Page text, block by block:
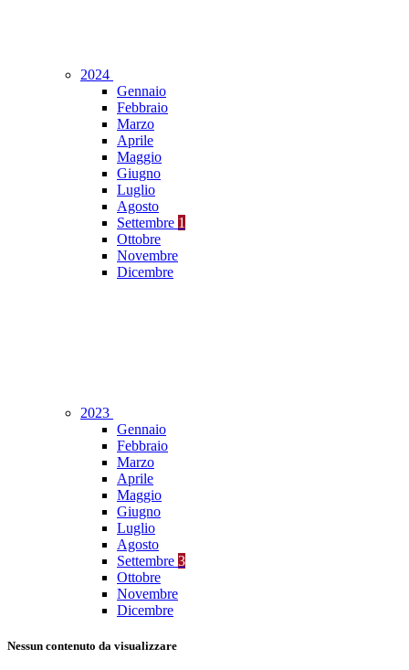
2024
Gennaio
Febbraio
Marzo
Aprile
Maggio
Giugno
Luglio
Agosto
Settembre 1
Ottobre
Novembre
Dicembre
2023
Gennaio
Febbraio
Marzo
Aprile
Maggio
Giugno
Luglio
Agosto
Settembre 3
Ottobre
Novembre
Dicembre
Nessun contenuto da visualizzare